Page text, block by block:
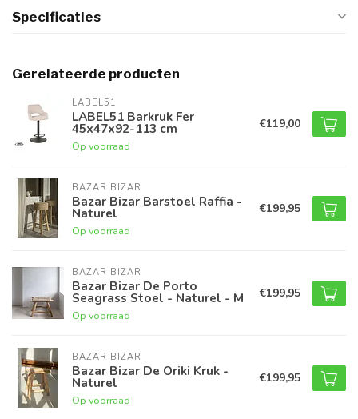
Specificaties
Gerelateerde producten
LABEL51
LABEL51 Barkruk Fer
45x47x92-113 cm
Op voorraad
€119,00
BAZAR BIZAR
Bazar Bizar Barstoel Raffia -
Naturel
Op voorraad
€199,95
BAZAR BIZAR
Bazar Bizar De Porto
Seagrass Stoel - Naturel - M
Op voorraad
€199,95
BAZAR BIZAR
Bazar Bizar De Oriki Kruk -
Naturel
Op voorraad
€199,95